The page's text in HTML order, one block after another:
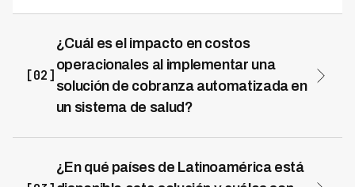
[02]
¿Cuál es el impacto en costos
operacionales al implementar una
solución de cobranza automatizada en
un sistema de salud?
procesos manuales y repetitivos. Con Kleva,
instituciones de salud en LATAM logran reducir hasta un
¿En qué países de Latinoamérica está